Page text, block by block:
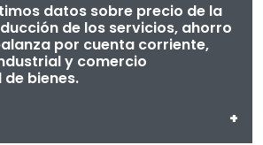
datos sobre precio de la
de los servicios, ahorro
por cuenta corriente,
y comercio
bienes.
+